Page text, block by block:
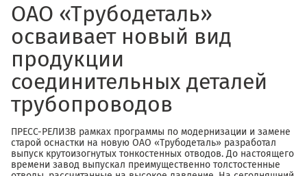
ОАО «Трубодеталь»
осваивает новый вид
продукции
соединительных деталей
трубопроводов
ПРЕСС-РЕЛИЗВ рамках программы по модернизации и замене
старой оснастки на новую ОАО «Трубодеталь» разработал
выпуск крутоизогнутых тонкостенных отводов. До настоящего
времени завод выпускал преимущественно толстостенные